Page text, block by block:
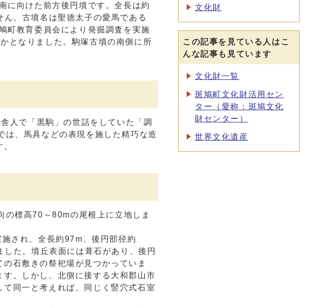
に向けた前方後円墳です。全長は約
。古墳名は聖徳太子の愛馬である
町教育委員会により発掘調査を実施
となりました。駒塚古墳の南側に所
人で「黒駒」の世話をしていた「調
、馬具などの表現を施した精巧な造
の標高70～80mの尾根上に立地しま
され、全長約97m、後円部径約
た。墳丘表面には葺石があり、後円
石敷きの祭祀場が見つかっていま
。しかし、北側に接する大和郡山市
同一と考えれば、同じく竪穴式石室
文化財
この記事を見ている人はこ
んな記事も見ています
文化財一覧
斑鳩町文化財活用セン
ター（愛称：斑鳩文化
財センター）
世界文化遺産